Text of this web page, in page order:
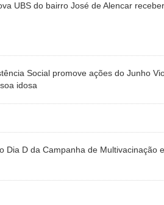
UBS do bairro José de Alencar
Social promove ações do Junho
idosa
Dia D da Campanha de Multivacinação